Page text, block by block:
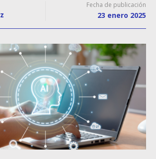
Fecha de publicación
23 enero 2025